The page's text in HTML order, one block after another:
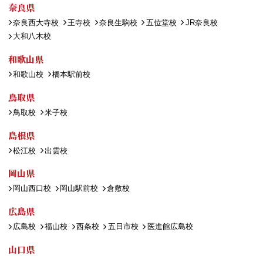
奈良県
奈良西大寺校 王寺校 奈良生駒校 五位堂校
JR奈良校
大和八木校
和歌山県
和歌山校 橋本駅前校
鳥取県
鳥取校 米子校
島根県
松江校 出雲校
岡山県
岡山西口校 岡山駅前校 倉敷校
広島県
広島校 福山校 西条校 五日市校 医進館広島校
山口県